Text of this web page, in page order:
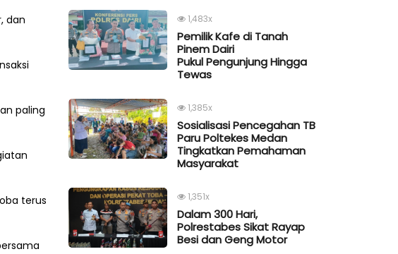
dan
paling
terus
1,483x
Pemilik Kafe di Tanah
Pinem Dairi
Pukul Pengunjung Hingga
Tewas
1,385x
Sosialisasi Pencegahan TB
Paru Poltekes Medan
Tingkatkan Pemahaman
Masyarakat
1,351x
Dalam 300 Hari,
Polrestabes Sikat Rayap
Besi dan Geng Motor